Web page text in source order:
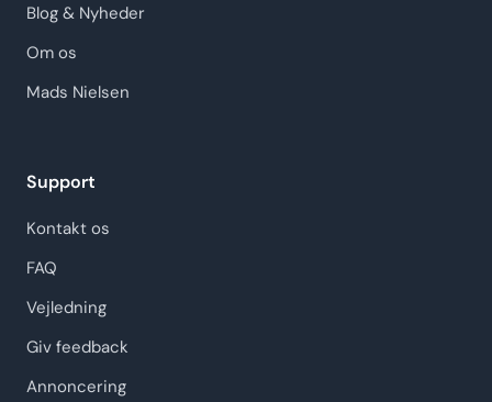
Blog & Nyheder
Om os
Mads Nielsen
Support
Kontakt os
FAQ
Vejledning
Giv feedback
Annoncering